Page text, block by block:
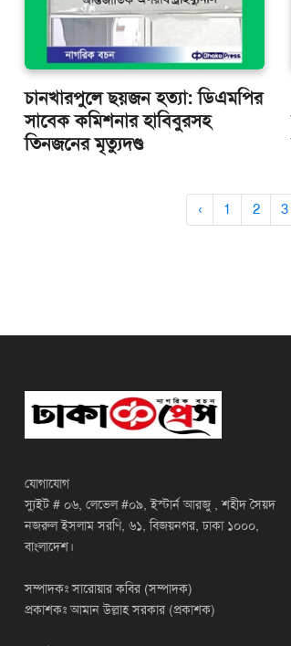
চানখারপুলে ছয়জন হত্যা: ডিএমপির
সাবেক কমিশনার হাবিবুরসহ
তিনজনের মৃত্যুদণ্ড
‹ 1 2 3
যোগাযোগ
স্যুইট # ০৬, লেভেল #০৯, ইস্টার্ন আরজু , শহীদ সৈয়দ
নজরুল ইসলাম সরণি, ৬১, বিজয়নগর, ঢাকা ১০০০,
বাংলাদেশ।
সম্পাদকঃ সারোয়ার কবির (সম্পাদক)
প্রকাশকঃ আমান উল্লাহ সরকার (প্রকাশক)